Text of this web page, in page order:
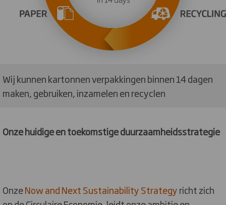
Wij kunnen kartonnen verpakkingen binnen 14 dagen
maken, gebruiken, inzamelen en recyclen
Onze huidige en toekomstige duurzaamheidsstrategie
OnzeNow and Next Sustainability Strategyricht zich